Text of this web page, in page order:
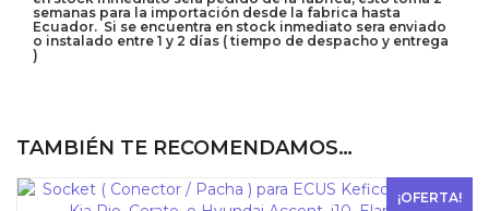
semanas para la importación desde la fabrica hasta
Ecuador. Si se encuentra en stock inmediato sera enviado
o instalado entre 1 y 2 días ( tiempo de despacho y entrega
)
TAMBIÉN TE RECOMENDAMOS…
¡OFERTA!